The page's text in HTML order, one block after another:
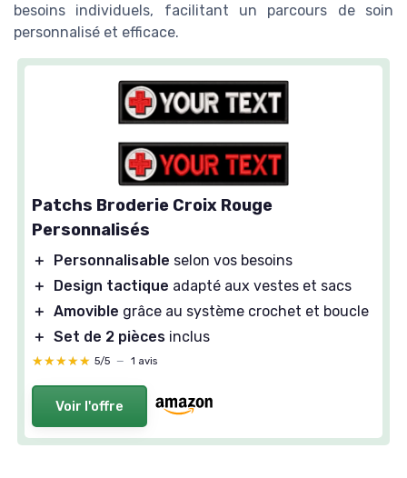
besoins individuels, facilitant un parcours de soin
personnalisé et efficace.
Patchs Broderie Croix Rouge
Personnalisés
＋ Personnalisable selon vos besoins
＋
Design tactique adapté aux vestes et sacs
＋ Amovible grâce au système crochet et boucle
＋ Set de 2 pièces inclus
★★★★★
★★★★★ 5/5 — 1 avis
Voir l'offre